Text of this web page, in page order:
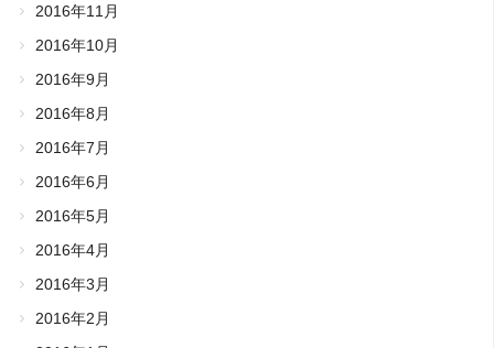
2016年11月
2016年10月
2016年9月
2016年8月
2016年7月
2016年6月
2016年5月
2016年4月
2016年3月
2016年2月